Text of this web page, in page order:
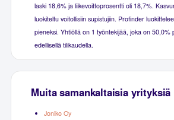
laski 18,6% ja liikevoittoprosentti oli 18,7%.
luokiteltu voitollisiin supistujiin. Profinder
pieneksi. Yhtiöllä on 1 työntekijää, joka on 50,0%
edellisellä tilikaudella.
Muita samankaltaisia yrityksiä
Joniko Oy